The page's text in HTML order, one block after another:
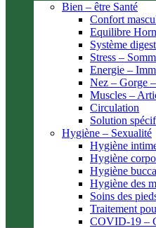
Bien – être Santé
Confort
Equilibre
Système
Stress –
Energie –
Nez – Gorge
Muscles –
Circulation
Solution
Hygiène – Sexualité
Hygiène
Hygiène
Hygiène
Hygiène des
Soins des
Traitement
COVID-19 –